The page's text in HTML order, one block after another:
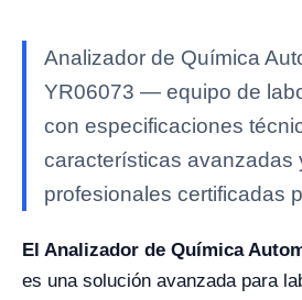
Analizador de Química
YR06073 — equipo de
con especificaciones
características avanzadas
profesionales certificadas
El Analizador de Química
es una solución avanzada para